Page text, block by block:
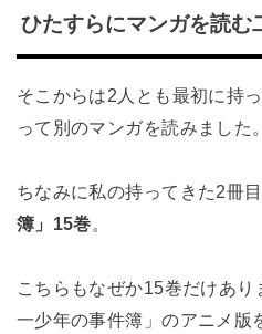
ひたすらにマンガを読む
そこからは2人とも最初に持
って別のマンガを読みました。
ちなみに私の持ってきた2冊
簿」15巻。
こちらもなぜか15巻だけあ
一少年の事件簿」のアニメ版